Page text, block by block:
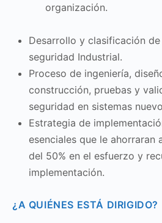
organización.
Desarrollo y clasificación
seguridad Industrial.
Proceso de ingeniería,
construcción, pruebas y
seguridad en sistemas
Estrategia de
esenciales que le ahorraran
del 50% en el esfuerzo y
implementación.
¿A QUIÉNES ESTÁ DIRIGIDO?